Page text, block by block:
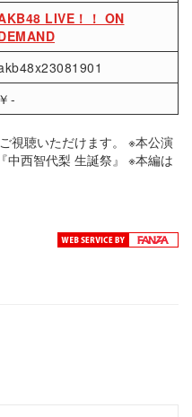
LIVE！！ ON
￥-
視聴いただけます。 ※本公演
中西智代梨 生誕祭』 ※本編は